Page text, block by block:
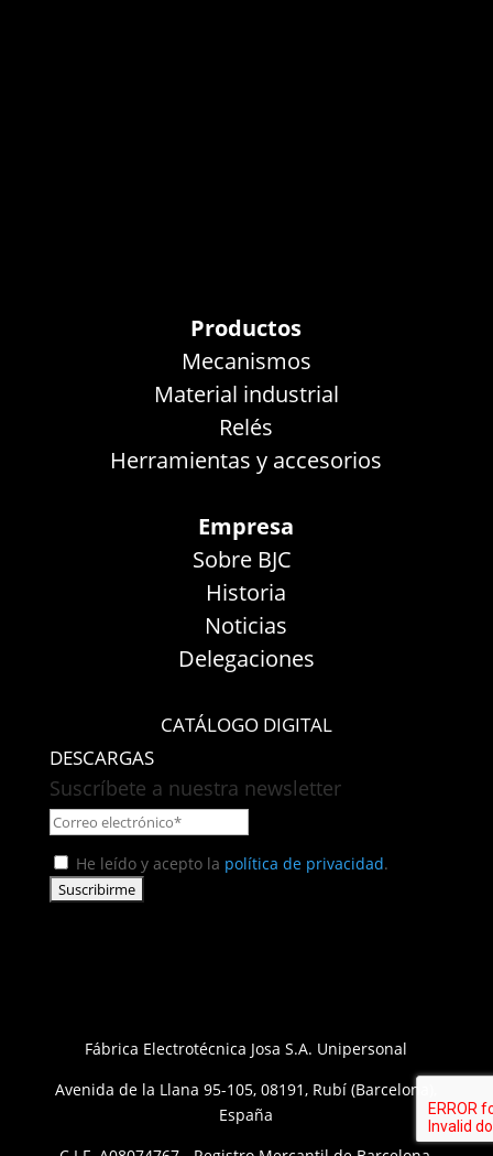
Productos
Mecanismos
Material industrial
Relés
Herramientas y accesorios
Empresa
Sobre BJC
Historia
Noticias
Delegaciones
CATÁLOGO DIGITAL
DESCARGAS
Suscríbete a nuestra newsletter
He leído y acepto la política de privacidad.
Fábrica Electrotécnica Josa S.A. Unipersonal
Avenida de la Llana 95-105, 08191, Rubí (Barcelona),
España